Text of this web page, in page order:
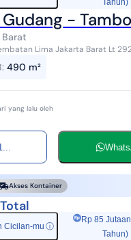
Tahun)
-
: 15 M nego sampai jadi
: 490 m²
yang lalu oleh
Akses Kontainer
Cicilan-mu ⓘ
Rp 85
Tahun)